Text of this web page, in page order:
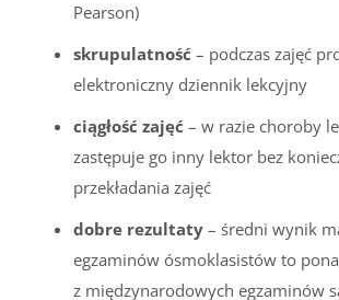
Pearson)
skrupulatność – podczas zajęć
elektroniczny dziennik lekcyjny
ciągłość zajęć – w razie choroby
zastępuje go inny lektor bez
przekładania zajęć
dobre rezultaty– średni wynik
egzaminów ósmoklasistów to
z międzynarodowych egzaminów